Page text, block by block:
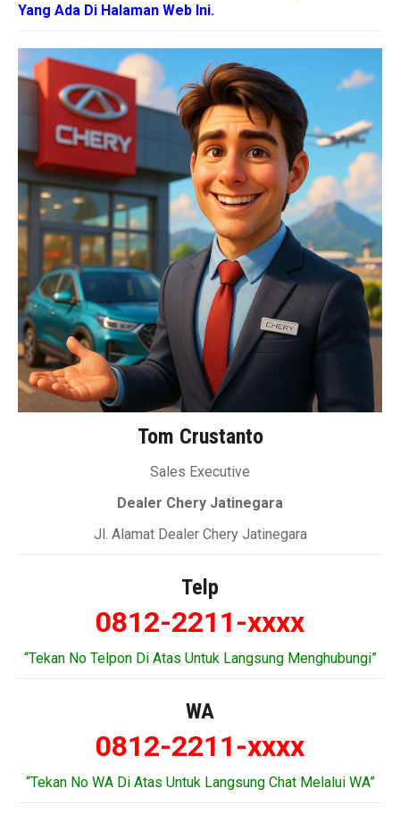
Yang Ada Di Halaman Web Ini.
Tom Crustanto
Sales Executive
Dealer Chery Jatinegara
Jl. Alamat Dealer Chery Jatinegara
Telp
0812-2211-xxxx
“Tekan No Telpon Di Atas Untuk Langsung Menghubungi”
WA
0812-2211-xxxx
“Tekan No WA Di Atas Untuk Langsung Chat Melalui WA”